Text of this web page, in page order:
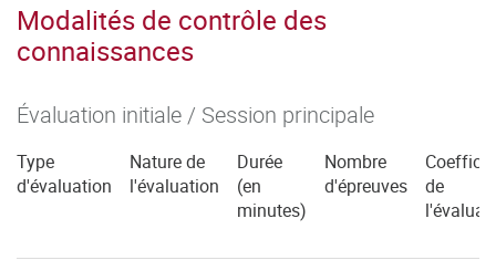
Modalités de contrôle des
connaissances
Évaluation initiale / Session principale
Type
d'évaluation
Nature de
l'évaluation
Durée
(en
minutes)
Nombre
d'épreuves
de